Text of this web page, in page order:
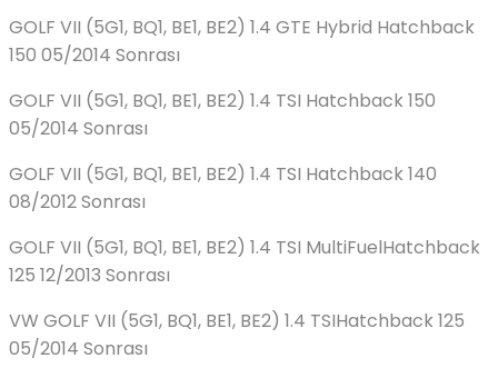
GOLF VII (5G1, BQ1, BE1, BE2) 1.4 GTE Hybrid Hatchback
150 05/2014 Sonrası
GOLF VII (5G1, BQ1, BE1, BE2) 1.4 TSI Hatchback 150
05/2014 Sonrası
GOLF VII (5G1, BQ1, BE1, BE2) 1.4 TSI Hatchback 140
08/2012 Sonrası
GOLF VII (5G1, BQ1, BE1, BE2) 1.4 TSI MultiFuelHatchback
125 12/2013 Sonrası
VW GOLF VII (5G1, BQ1, BE1, BE2) 1.4 TSIHatchback 125
05/2014 Sonrası